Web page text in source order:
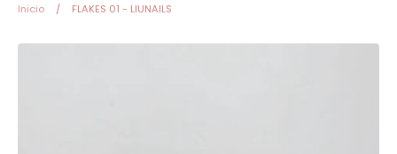
Inicio / FLAKES 01 - LIUNAILS